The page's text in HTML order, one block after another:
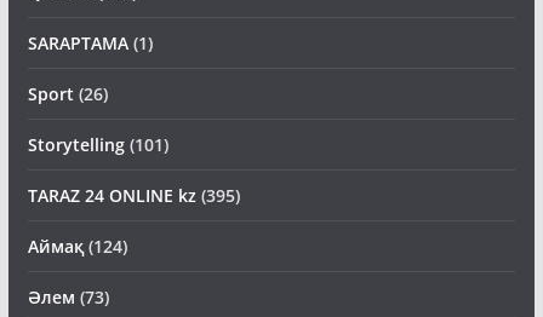
SARAPTAMA(1)
Sport (26)
Storytelling(101)
TARAZ 24 ONLINE kz(395)
Аймақ(124)
Әлем (73)